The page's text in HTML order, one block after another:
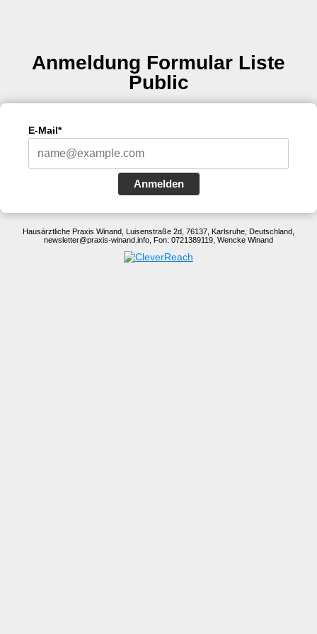
Anmeldung Formular Liste
Public
E-Mail*
Anmelden
Hausärztliche Praxis Winand, Luisenstraße 2d, 76137, Karlsruhe, Deutschland,
newsletter@praxis-winand.info, Fon: 0721389119, Wencke Winand